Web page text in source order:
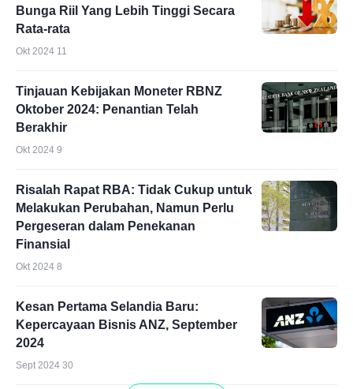
Bunga Riil Yang Lebih Tinggi Secara
Rata-rata
Okt 2024 11
Tinjauan Kebijakan Moneter RBNZ
Oktober 2024: Penantian Telah
Berakhir
Okt 2024 9
Risalah Rapat RBA: Tidak Cukup untuk
Melakukan Perubahan, Namun Perlu
Pergeseran dalam Penekanan
Finansial
Okt 2024 8
Kesan Pertama Selandia Baru:
Kepercayaan Bisnis ANZ, September
2024
Sept 2024 30